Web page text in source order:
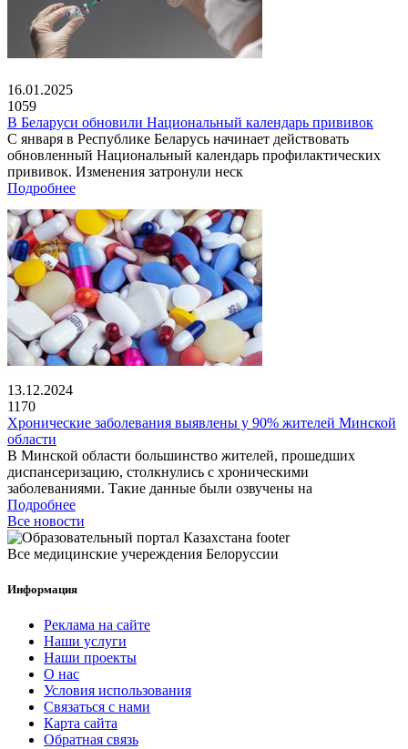
16.01.2025
1059
В Беларуси обновили Национальный календарь прививок
С января в Республике Беларусь начинает действовать
обновленный Национальный календарь профилактических
прививок. Изменения затронули неск
Подробнее
13.12.2024
1170
Хронические заболевания выявлены у 90% жителей Минской
области
В Минской области большинство жителей, прошедших
диспансеризацию, столкнулись с хроническими
заболеваниями. Такие данные были озвучены на
Подробнее
Все новости
Все медицинские учереждения Белоруссии
Информация
Реклама на сайте
Наши услуги
Наши проекты
О нас
Условия использования
Связаться с нами
Карта сайта
Обратная связь